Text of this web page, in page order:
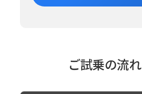
ご試乗の流れ